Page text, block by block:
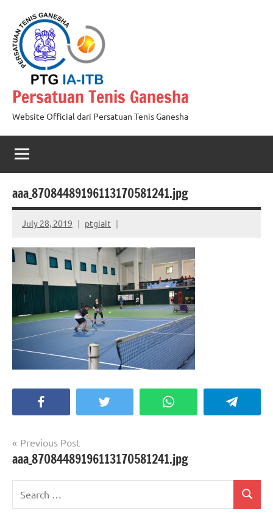
content
Persatuan Tenis Ganesha
Website Official dari Persatuan Tenis Ganesha
aaa_87084489196113170581241.jpg
July 28, 2019 ptgiait
Twitter WhatsApp
Post
navigation
Previous Post
aaa_87084489196113170581241.jpg
Search